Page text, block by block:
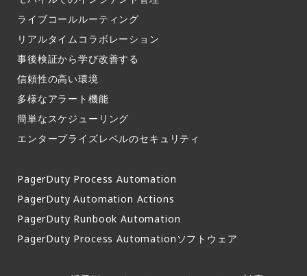
ライブコールルーティング​
リアルタイムコラボレーション​
事後検証から学び改善する
信頼性の高い環境​
多様なアラート機能​
簡単なスケジューリング​
エンタープライズレベルのセキュリティ
PagerDuty Process Automation
PagerDuty Automation Actions
PagerDuty Runbook Automation
PagerDuty Process Automationソフトウェア